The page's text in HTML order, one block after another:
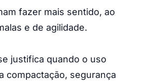
fazer mais sentido, ao
e de agilidade.
justifica quando o uso
compactação, segurança